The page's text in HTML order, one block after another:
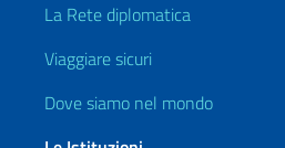
La Rete diplomatica
Viaggiare sicuri
Dove siamo nel mondo